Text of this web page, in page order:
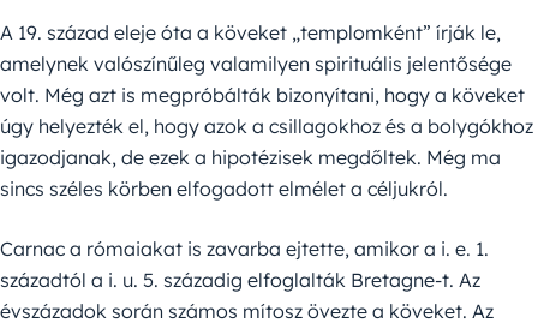
A 19. század eleje óta a köveket „templomként” írják le,
amelynek valószínűleg valamilyen spirituális jelentősége
volt. Még azt is megpróbálták bizonyítani, hogy a köveket
úgy helyezték el, hogy azok a csillagokhoz és a bolygókhoz
igazodjanak, de ezek a hipotézisek megdőltek. Még ma
sincs széles körben elfogadott elmélet a céljukról.
Carnac a rómaiakat is zavarba ejtette, amikor a i. e. 1.
századtól a i. u. 5. századig elfoglalták Bretagne-t. Az
évszázadok során számos mítosz övezte a köveket. Az